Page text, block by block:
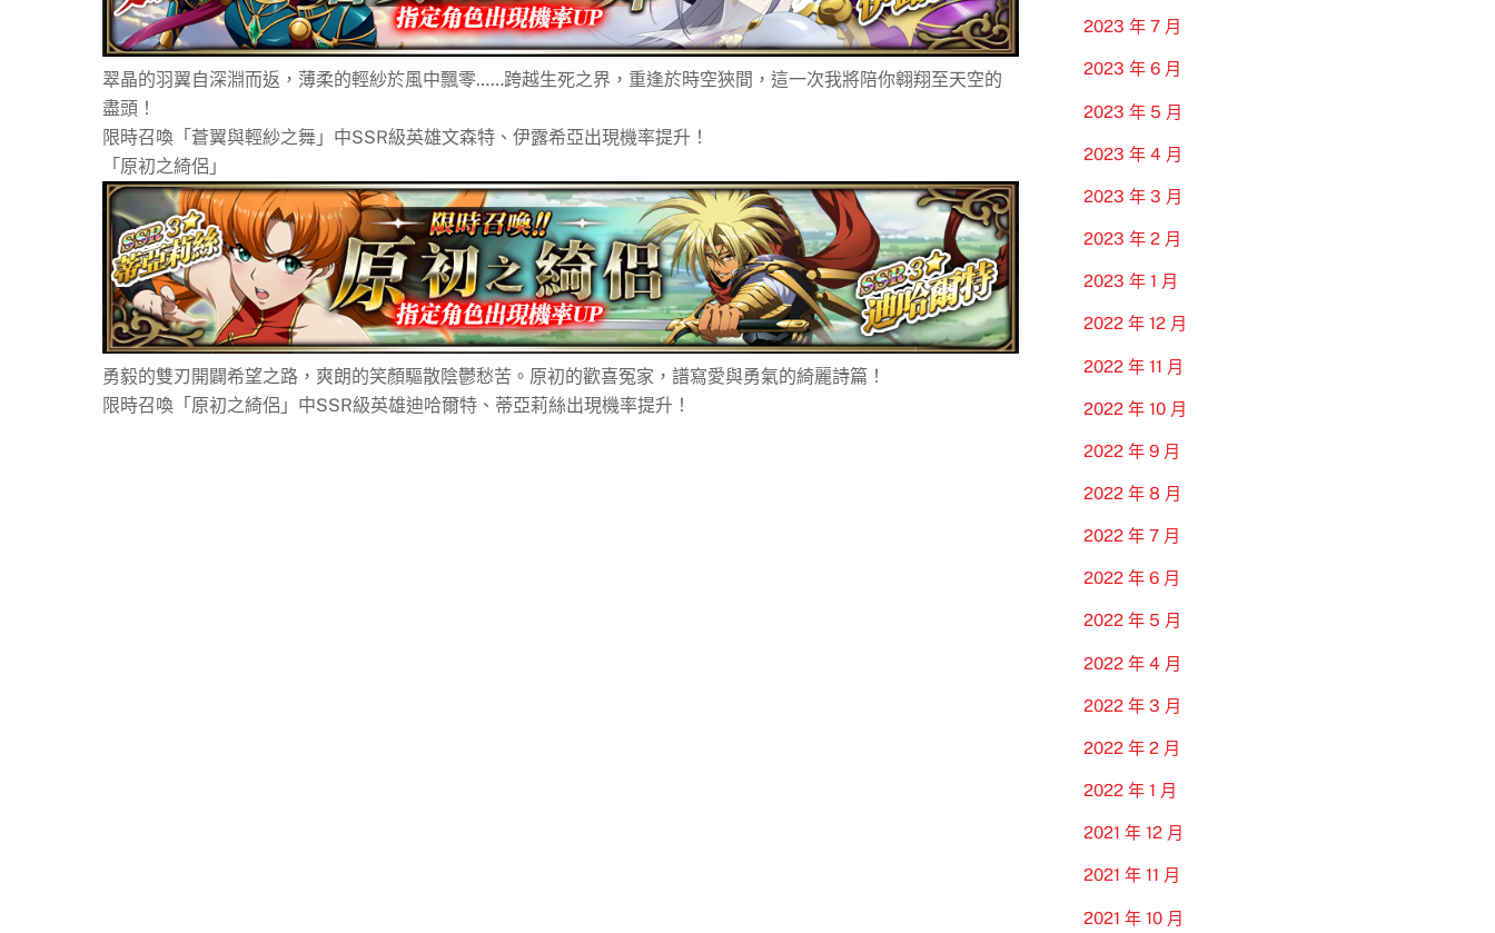
翠晶的羽翼自深淵而返，薄柔的輕紗於風中飄零……跨越生死之界，重逢於時空狹間，這一次我將陪你翱翔至天空的
盡頭！
限時召喚「蒼翼與輕紗之舞」中SSR級英雄文森特、伊露希亞出現機率提升！
「原初之綺侶」
勇毅的雙刃開闢希望之路，爽朗的笑顏驅散陰鬱愁苦。原初的歡喜冤家，譜寫愛與勇氣的綺麗詩篇！
限時召喚「原初之綺侶」中SSR級英雄迪哈爾特、蒂亞莉絲出現機率提升！
2023 年 7 月
2023 年 6 月
2023 年 5 月
2023 年 4 月
2023 年 3 月
2023 年 2 月
2023 年 1 月
2022 年 12 月
2022 年 11 月
2022 年 10 月
2022 年 9 月
2022 年 8 月
2022 年 7 月
2022 年 6 月
2022 年 5 月
2022 年 4 月
2022 年 3 月
2022 年 2 月
2022 年 1 月
2021 年 12 月
2021 年 11 月
2021 年 10 月